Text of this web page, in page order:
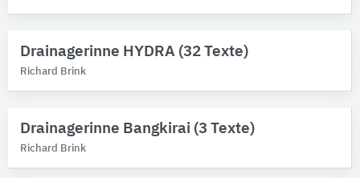
Drainagerinne HYDRA (32 Texte)
Richard Brink
Drainagerinne Bangkirai (3 Texte)
Richard Brink